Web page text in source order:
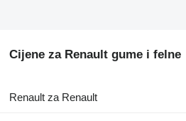
Cijene za Renault gume i felne
Renault za Renault